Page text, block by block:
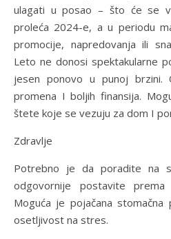
ulagati u posao – što će se
proleća 2024-e, a u periodu
promocije, napredovanja ili
Leto ne donosi spektakularne
jesen ponovo u punoj brzini.
promena I boljih finansija.
štete koje se vezuju za dom I
Zdravlje
Potrebno je da poradite na
odgovornije postavite
Moguća je pojačana stomačna
osetljivost na stres.